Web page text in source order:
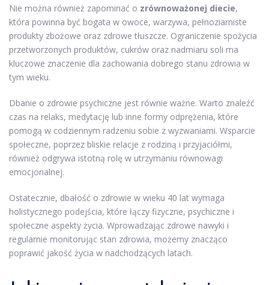
Nie można również zapominać o zrównoważonej diecie,
która powinna być bogata w owoce, warzywa, pełnoziarniste
produkty zbożowe oraz zdrowe tłuszcze. Ograniczenie spożycia
przetworzonych produktów, cukrów oraz nadmiaru soli ma
kluczowe znaczenie dla zachowania dobrego stanu zdrowia w
tym wieku.
Dbanie o zdrowie psychiczne jest równie ważne. Warto znaleźć
czas na relaks, medytację lub inne formy odprężenia, które
pomogą w codziennym radzeniu sobie z wyzwaniami. Wsparcie
społeczne, poprzez bliskie relacje z rodziną i przyjaciółmi,
również odgrywa istotną rolę w utrzymaniu równowagi
emocjonalnej.
Ostatecznie, dbałość o zdrowie w wieku 40 lat wymaga
holistycznego podejścia, które łączy fizyczne, psychiczne i
społeczne aspekty życia. Wprowadzając zdrowe nawyki i
regularnie monitorując stan zdrowia, możemy znacząco
poprawić jakość życia w nadchodzących latach.